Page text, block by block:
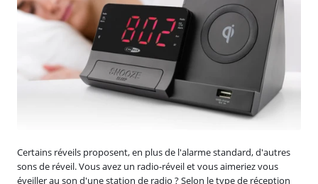
Certains réveils proposent, en plus de l'alarme standard, d'autres
sons de réveil. Vous avez un radio-réveil et vous aimeriez vous
éveiller au son d'une station de radio ? Selon le type de réception